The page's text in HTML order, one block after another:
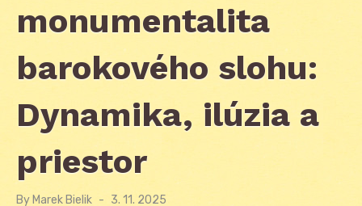
monumentalita
barokového slohu:
Dynamika, ilúzia a
priestor
By Marek Bielik
Posted
3. 11. 2025